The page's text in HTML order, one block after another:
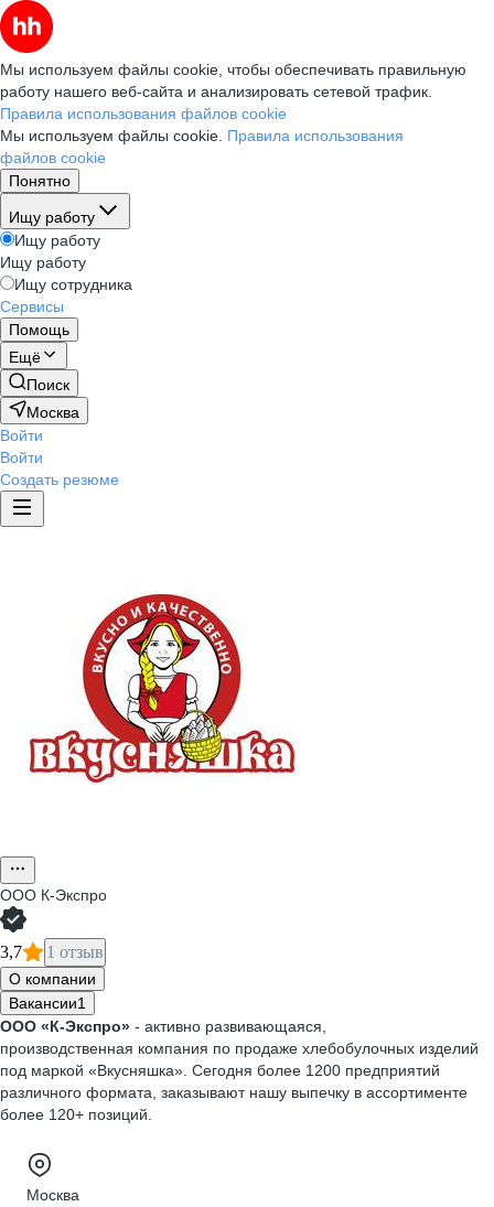
Мы используем файлы cookie, чтобы обеспечивать правильную
работу нашего веб-сайта и анализировать сетевой трафик.
Правила использования файлов cookie
Мы используем файлы cookie. Правила использования
файлов cookie
Понятно
Ищу работу
Ищу работу
Ищу работу
Ищу сотрудника
Сервисы
Помощь
Ещё
Поиск
Москва
Войти
Войти
Создать резюме
ООО К-Экспро
3,7 1 отзыв
О компании
Вакансии1
ООО «К-Экспро» - активно развивающаяся,
производственная компания по продаже хлебобулочных изделий
под маркой «Вкусняшка». Сегодня более 1200 предприятий
различного формата, заказывают нашу выпечку в ассортименте
более 120+ позиций.
Москва